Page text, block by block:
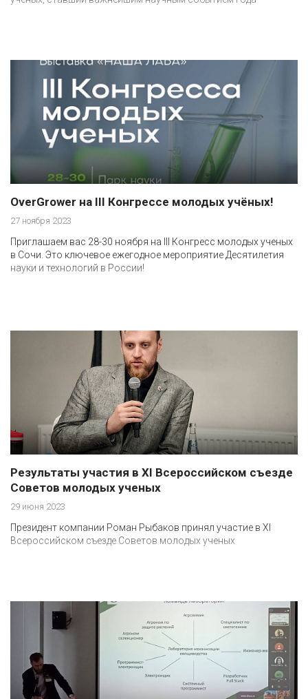
OverGrower на III Конгрессе молодых учёных!
27 ноября 2023
Приглашаем вас 28-30 ноября на III Конгресс молодых ученых
в Сочи. Это ключевое ежегодное мероприятие Десятилетия
науки и технологий в России!
Результаты участия в XI Всероссийском съезде
Советов молодых ученых
29 июня 2023
Президент компании Роман Рыбаков принял участие в XI
Всероссийском съезде Советов молодых ученых